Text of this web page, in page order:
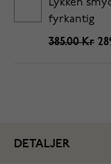
Lykken
fyrkantig
385.00 Kr
DETALJER